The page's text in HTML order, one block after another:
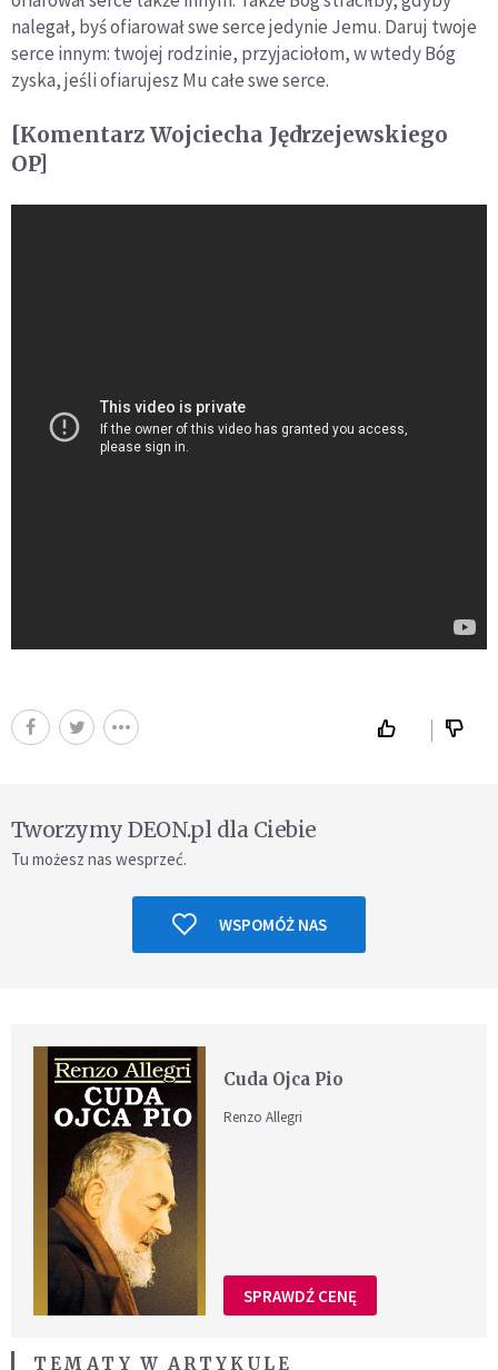
nalegał, byś ofiarował swe serce jedynie Jemu. Daruj twoje
serce innym: twojej rodzinie, przyjaciołom, w wtedy Bóg
zyska, jeśli ofiarujesz Mu całe swe serce.
[Komentarz Wojciecha Jędrzejewskiego
OP]
Tworzymy DEON.pl dla Ciebie
Tu możesz nas wesprzeć.
WSPOMÓŻ NAS
Cuda Ojca Pio
Renzo Allegri
SPRAWDŹ CENĘ
TEMATY W ARTYKULE